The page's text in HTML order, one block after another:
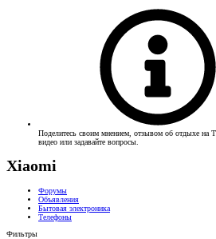
Поделитесь своим мнением, отзывом об отдыхе на
видео или задавайте вопросы.
Xiaomi
Форумы
Объявления
Бытовая электроника
Телефоны
Фильтры